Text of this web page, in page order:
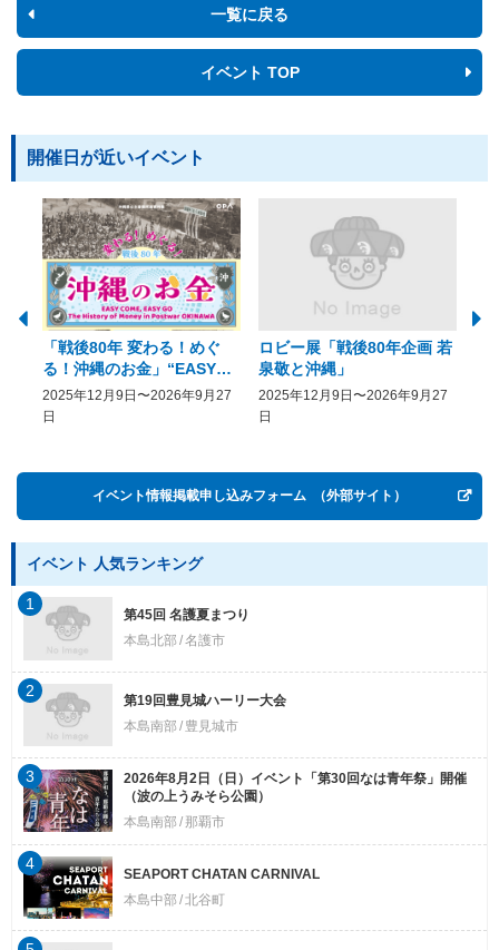
一覧に戻る
イベント TOP
開催日が近いイベント
「戦後80年 変わる！めぐ
る！沖縄のお金」“EASY
COME, EASY GO － The
History of Money in
2025年12月9日〜2026年9月27
日
ロビー展「戦後80年企画 若
泉敬と沖縄」
2025年12月9日〜2026年9月27
日
イベント情報掲載申し込みフォーム （外部サイト）
イベント 人気ランキング
第45回 名護夏まつり
本島北部 名護市
1
第19回豊見城ハーリー大会
本島南部
豊見城市
2
2026年8月2日（日）イベント「第30回なは青年祭」開催
（波の上うみそら公園）
本島南部
那覇市
3
SEAPORT CHATAN CARNIVAL
本島中部 北谷町
4